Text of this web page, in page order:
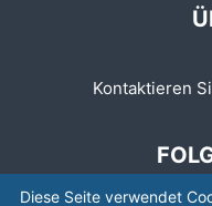
Kontaktieren
Diese Seite verwendet